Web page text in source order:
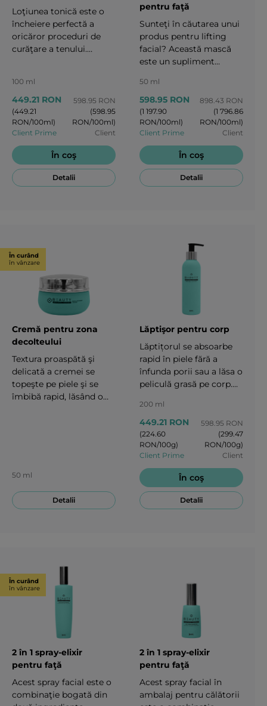
Loţiunea tonică este o
încheiere perfectă a
oricăror proceduri de
curăţare a tenului.
netezitor instantaneu.
Ingredientele sale
funcţionează în sinergie,
înlăturând resturile de
lapte, de apă dură şi
calcar, lăsând pielea
împrospătată şi
reînnoită.100 ml
100 ml
449.21 RON
(449.21
RON/100ml)
Client Prime
598.95 RON
(598.95
RON/100ml)
Client
În coş
Detalii
pentru faţă
Sunteţi în căutarea unui
produs pentru lifting
facial? Această mască
este un supliment
procedura
dumneavoastră
obişnuită de îngrijire a
tenului. Vă puteţi gândi
la ea ca la o mini-
procedură facială
efectuată în condiţii de
confort la propriul
domiciliu. Veţi simţi o
50 ml
598.95 RON
(1 197.90
RON/100ml)
Client Prime
898.43 RON
(1 796.86
RON/100ml)
Client
În coş
Detalii
În curând
în vânzare
Cremă pentru zona
decolteului
Textura proaspătă şi
delicată a cremei se
topeşte pe piele şi se
îmbibă rapid, lăsând o
50 ml
Detalii
Lăptişor pentru corp
Lăptițorul se absoarbe
rapid în piele fără a
înfunda porii sau a lăsa o
peliculă grasă pe corp.
corpului, face pielea
mătăsoasă, protejează
împotriva îmbătrânirii
celulare și ofilării.200 ml
200 ml
449.21 RON
(224.60
RON/100g)
Client Prime
598.95 RON
(299.47
RON/100g)
Client
În coş
Detalii
În curând
în vânzare
2 în 1 spray-elixir
pentru faţă
Acest spray facial este o
combinaţie bogată din
2 în 1 spray-elixir
pentru faţă
Acest spray facial în
ambalaj pentru călătorii